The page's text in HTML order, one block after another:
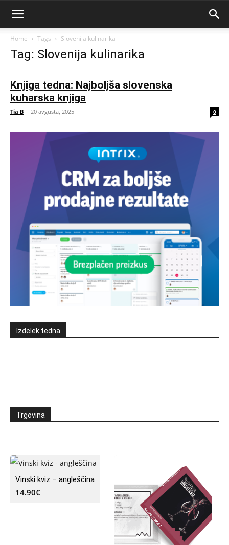
Home Tags Slovenija kulinarika
Tag: Slovenija kulinarika
Knjiga tedna: Najboljša slovenska
kuharska knjiga
Tia B - 20 avgusta, 2025 0
Izdelek tedna
Trgovina
Vinski kviz – angleščina
14.90€